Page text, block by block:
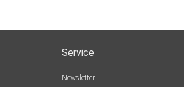
Service
Newsletter